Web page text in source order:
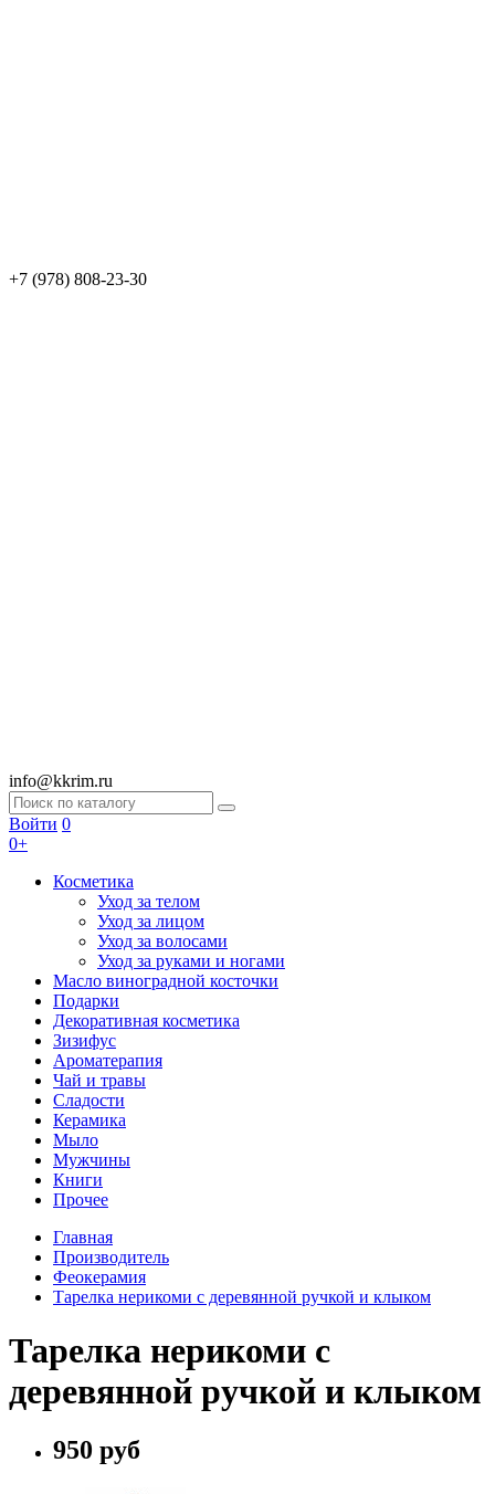
+7 (978) 808-23-30
info@kkrim.ru
Войти 0
0+
Косметика
Уход за телом
Уход за лицом
Уход за волосами
Уход за руками и ногами
Масло виноградной косточки
Подарки
Декоративная косметика
Зизифус
Ароматерапия
Чай и травы
Сладости
Керамика
Мыло
Мужчины
Книги
Прочее
Главная
Производитель
Феокерамия
Тарелка нерикоми с деревянной ручкой и клыком
Тарелка нерикоми с
деревянной ручкой и клыком
950 руб